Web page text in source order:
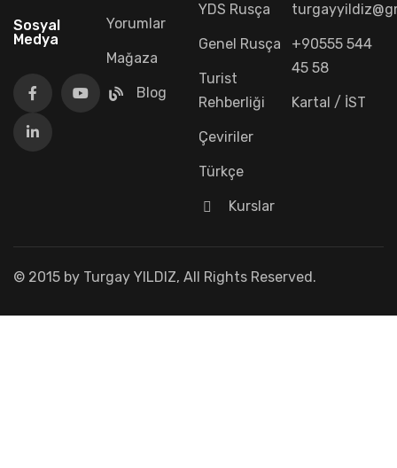
Sosyal
Medya
Yorumlar
Mağaza
Blog
YDS Rusça
Genel Rusça
Turist
Rehberliği
Çeviriler
Türkçe
Kurslar
+90555 544
45 58
Kartal / İST
© 2015 by Turgay YILDIZ, All Rights Reserved.